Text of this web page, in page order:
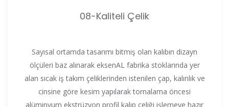
08-Kaliteli Çelik
Sayısal ortamda tasarımı bitmiş olan kalıbın dizayn
ölçüleri baz alınarak eksenAL fabrika stoklarında yer
alan sıcak iş takım çeliklerinden istenilen çap, kalınlık ve
cinsine göre kesim yapılarak tornalama öncesi
alüminyum ekstrüzyon profil kalıp çeliği işlemeye hazır